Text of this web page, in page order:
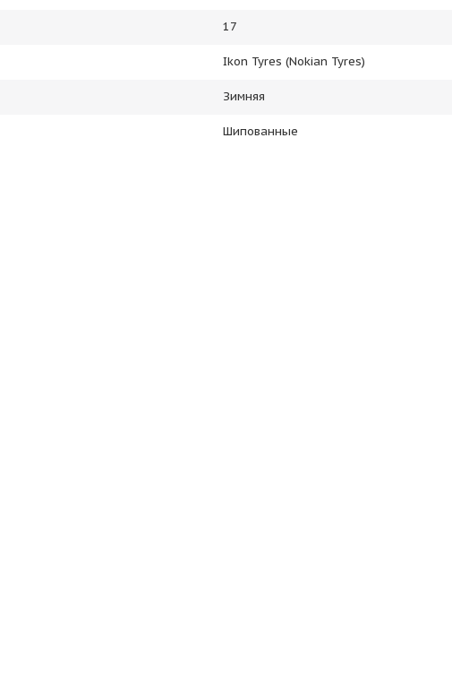
17
Ikon Tyres (Nokian Tyres)
Зимняя
Шипованные